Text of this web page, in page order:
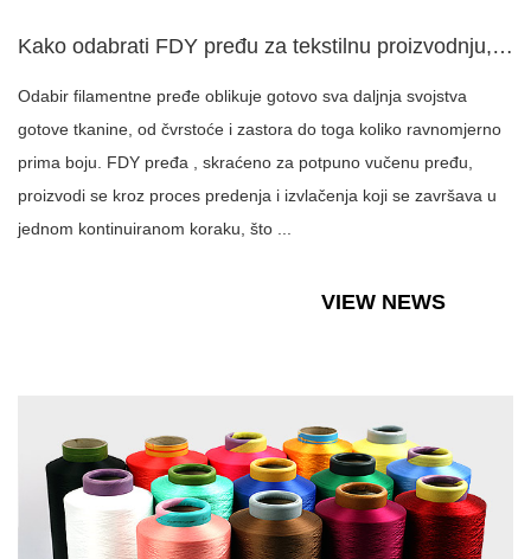
Kako odabrati FDY pređu za tekstilnu proizvodnju, pletenje i...
Odabir filamentne pređe oblikuje gotovo sva daljnja svojstva
gotove tkanine, od čvrstoće i zastora do toga koliko ravnomjerno
prima boju. FDY pređa , skraćeno za potpuno vučenu pređu,
proizvodi se kroz proces predenja i izvlačenja koji se završava u
jednom kontinuiranom koraku, što ...
VIEW NEWS